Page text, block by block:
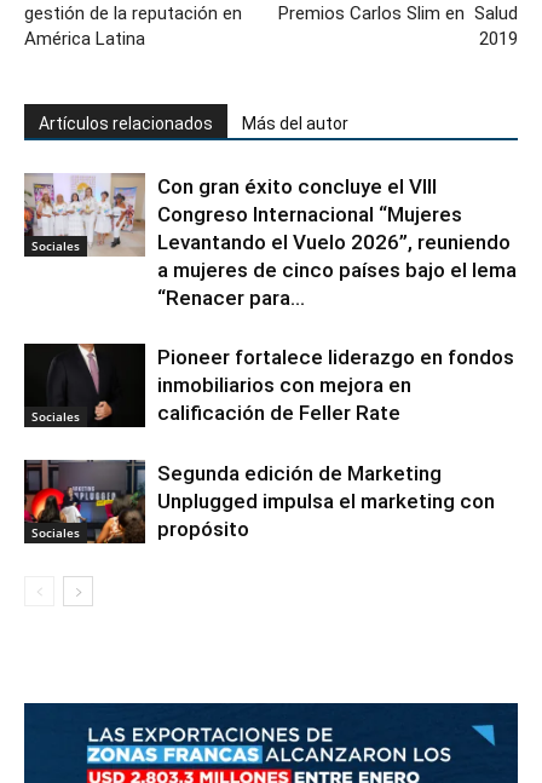
gestión de la reputación en
América Latina
Premios Carlos Slim en Salud
2019
Artículos relacionados Más del autor
Sociales
Con gran éxito concluye el VIII
Congreso Internacional “Mujeres
Levantando el Vuelo 2026”, reuniendo
a mujeres de cinco países bajo el lema
“Renacer para...
Sociales
Pioneer fortalece liderazgo en fondos
inmobiliarios con mejora en
calificación de Feller Rate
Sociales
Segunda edición de Marketing
Unplugged impulsa el marketing con
propósito